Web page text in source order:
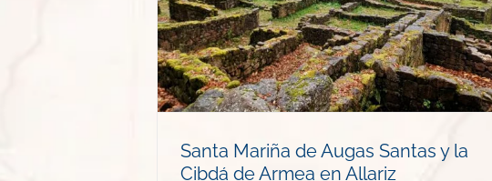
Santa Mariña de Augas Santas y la
Cibdá de Armea en Allariz